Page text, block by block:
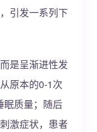
引发一系列下
是呈渐进性发
原本的0-1次
眠质量；随后
激症状，患者